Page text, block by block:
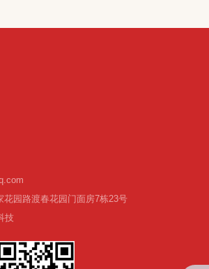
园路渡春花园门面房7栋23号
技